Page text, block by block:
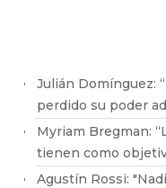
Julián Domínguez:
perdido su poder
Myriam Bregman:
tienen como
Agustín Rossi: